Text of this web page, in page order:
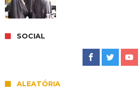
SOCIAL
ALEATÓRIA